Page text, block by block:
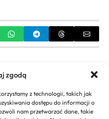
zgodą
z technologii, takich jak
dostępu do informacji o
nam przetwarzać dane, takie
OC dla firmy
NEXT